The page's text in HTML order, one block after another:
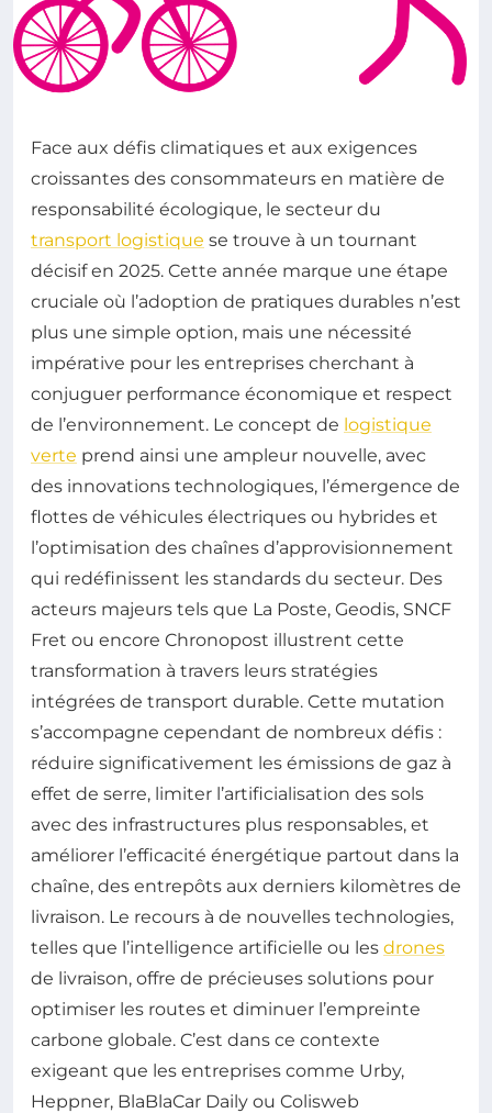
Face aux défis climatiques et aux exigences
croissantes des consommateurs en matière de
responsabilité écologique, le secteur du
transport logistique se trouve à un tournant
décisif en 2025. Cette année marque une étape
cruciale où l’adoption de pratiques durables n’est
plus une simple option, mais une nécessité
impérative pour les entreprises cherchant à
conjuguer performance économique et respect
de l’environnement. Le concept de logistique
verte prend ainsi une ampleur nouvelle, avec
des innovations technologiques, l’émergence de
flottes de véhicules électriques ou hybrides et
l’optimisation des chaînes d’approvisionnement
qui redéfinissent les standards du secteur. Des
acteurs majeurs tels que La Poste, Geodis, SNCF
Fret ou encore Chronopost illustrent cette
transformation à travers leurs stratégies
intégrées de transport durable. Cette mutation
s’accompagne cependant de nombreux défis :
réduire significativement les émissions de gaz à
effet de serre, limiter l’artificialisation des sols
avec des infrastructures plus responsables, et
améliorer l’efficacité énergétique partout dans la
chaîne, des entrepôts aux derniers kilomètres de
livraison. Le recours à de nouvelles technologies,
telles que l’intelligence artificielle ou les drones
de livraison, offre de précieuses solutions pour
optimiser les routes et diminuer l’empreinte
carbone globale. C’est dans ce contexte
exigeant que les entreprises comme Urby,
Heppner, BlaBlaCar Daily ou Colisweb